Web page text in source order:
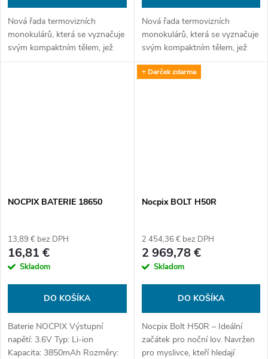
Nová řada termovizních
monokulárů, která se vyznačuje
svým kompaktním tělem, jež
nezapře své silné schopnosti.
Nová řada termovizních
monokulárů, která se vyznačuje
svým kompaktním tělem, jež
nezapře své silné schopnosti.
Díky nově vyvinuté technologii,
NOCPIX BATERIE 18650
13,89 € bez DPH
16,81 €
Skladom
DO KOŠÍKA
Baterie NOCPIX Výstupní
napětí: 3.6V Typ: Li-ion
Kapacita: 3850mAh Rozměry:
+ Darček zdarma
Nocpix BOLT H50R
2 454,36 € bez DPH
2 969,78 €
Skladom
DO KOŠÍKA
Nocpix Bolt H50R – Ideální
začátek pro noční lov. Navržen
pro myslivce, kteří hledají